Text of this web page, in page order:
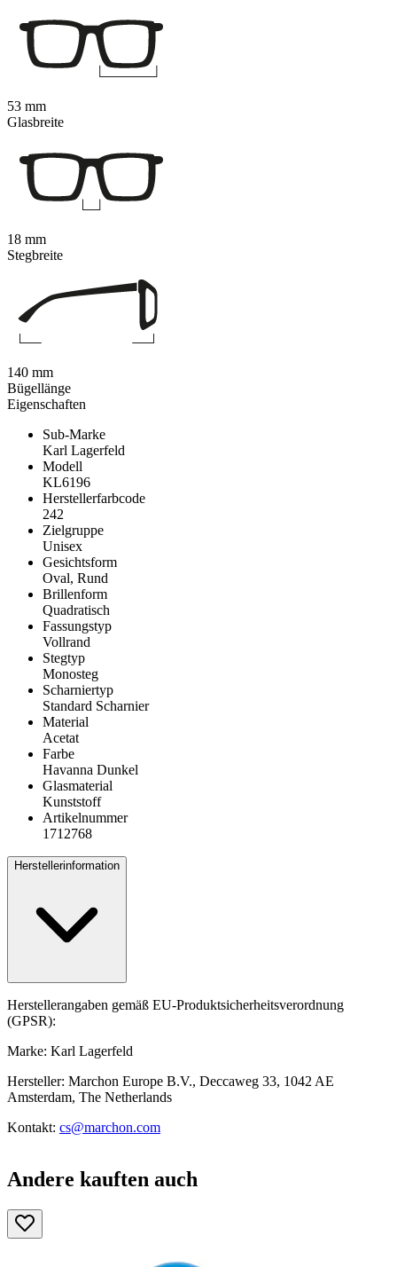
Eigenschaften
Sub-Marke
Karl Lagerfeld
Modell
KL6196
Herstellerfarbcode
242
Zielgruppe
Unisex
Gesichtsform
Oval, Rund
Brillenform
Quadratisch
Fassungstyp
Vollrand
Stegtyp
Monosteg
Scharniertyp
Standard Scharnier
Material
Acetat
Farbe
Havanna Dunkel
Glasmaterial
Kunststoff
Artikelnummer
1712768
Herstellerinformation
Herstellerangaben gemäß EU-Produktsicherheitsverordnung
(GPSR):
Marke: Karl Lagerfeld
Hersteller: Marchon Europe B.V., Deccaweg 33, 1042 AE
Amsterdam, The Netherlands
Kontakt: cs@marchon.com
53 mm
Glasbreite
18 mm
Stegbreite
140 mm
Bügellänge
Andere kauften auch